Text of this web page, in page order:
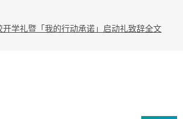
学礼暨「我的行动承诺」启动礼致辞全文